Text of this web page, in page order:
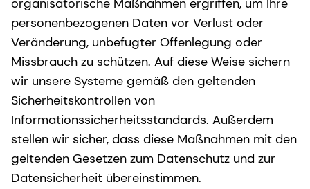
organisatorische Maßnahmen ergriffen, um Ihre
personenbezogenen Daten vor Verlust oder
Veränderung, unbefugter Offenlegung oder
Missbrauch zu schützen. Auf diese Weise sichern
wir unsere Systeme gemäß den geltenden
Sicherheitskontrollen von
Informationssicherheitsstandards. Außerdem
stellen wir sicher, dass diese Maßnahmen mit den
geltenden Gesetzen zum Datenschutz und zur
Datensicherheit übereinstimmen.